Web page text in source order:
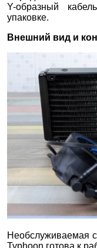
Y-образный
упаковке.
Внешний вид и
Необслуживаемая
Typhoon готова к